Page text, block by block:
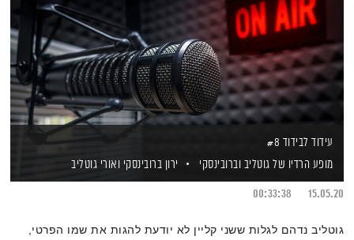
עידוד לבידוד #8
מופע הרדיו של גוטליב וברובינסקי
ירון ברובינסקי ואורי גוטליב
15.05.20
00:33:38
גוטליב נדהם לגלות ששני קליין לא יודעת להגות את שמו הפרטי,